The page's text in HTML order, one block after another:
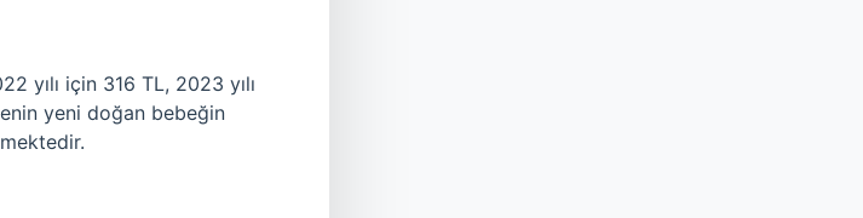
yılı için 316 TL, 2023 yılı
yeni doğan bebeğin